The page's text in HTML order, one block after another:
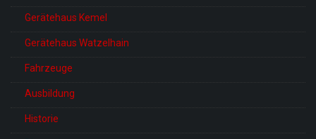
Gerätehaus Kemel
Gerätehaus Watzelhain
Fahrzeuge
Ausbildung
Historie